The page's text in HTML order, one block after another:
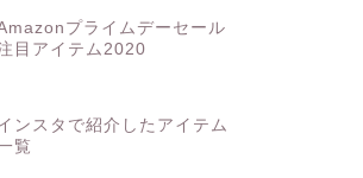
プライムデーセール
目アイテム2020
ンスタで紹介したアイテム
覧